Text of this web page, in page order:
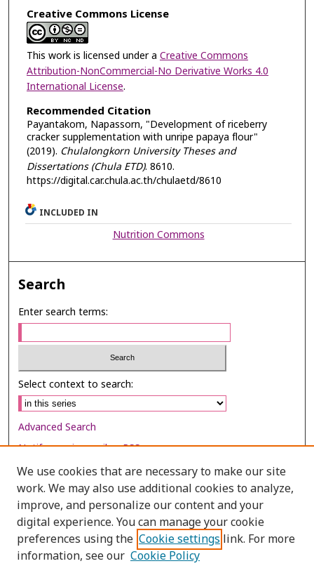
Creative Commons License
This work is licensed under a Creative Commons
Attribution-NonCommercial-No Derivative Works 4.0
International License.
Recommended Citation
Payantakom, Napassorn, "Development of riceberry
cracker supplementation with unripe papaya flour"
(2019). Chulalongkorn University Theses and
Dissertations (Chula ETD). 8610.
https://digital.car.chula.ac.th/chulaetd/8610
INCLUDED IN
Nutrition Commons
Search
Enter search terms:
Select context to search:
Advanced Search
Notify me via email orRSS
Browse
Collections
Disciplines
Authors
We use cookies that are necessary to make our site
work. We may also use additional cookies to analyze,
improve, and personalize our content and your
digital experience. You can manage your cookie
preferences using the Cookie settings link. For more
information, see our Cookie Policy